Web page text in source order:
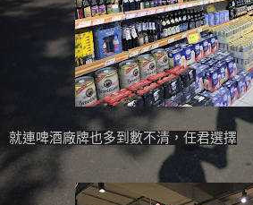
就連啤酒廠牌也多到數不清，任君選擇